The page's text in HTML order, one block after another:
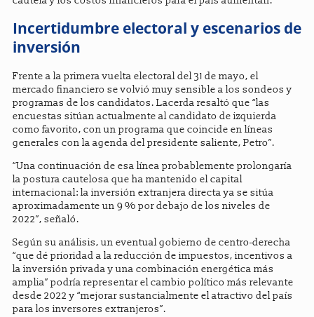
Incertidumbre electoral y escenarios de
inversión
Frente a la primera vuelta electoral del 31 de mayo, el
mercado financiero se volvió muy sensible a los sondeos y
programas de los candidatos. Lacerda resaltó que “las
encuestas sitúan actualmente al candidato de izquierda
como favorito, con un programa que coincide en líneas
generales con la agenda del presidente saliente, Petro”.
“Una continuación de esa línea probablemente prolongaría
la postura cautelosa que ha mantenido el capital
internacional: la inversión extranjera directa ya se sitúa
aproximadamente un 9 % por debajo de los niveles de
2022”, señaló.
Según su análisis, un eventual gobierno de centro-derecha
“que dé prioridad a la reducción de impuestos, incentivos a
la inversión privada y una combinación energética más
amplia” podría representar el cambio político más relevante
desde 2022 y “mejorar sustancialmente el atractivo del país
para los inversores extranjeros”.